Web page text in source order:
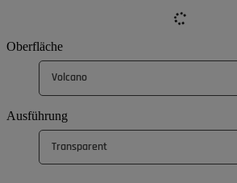
Oberfläche
Volcano
Ausführung
Transparent